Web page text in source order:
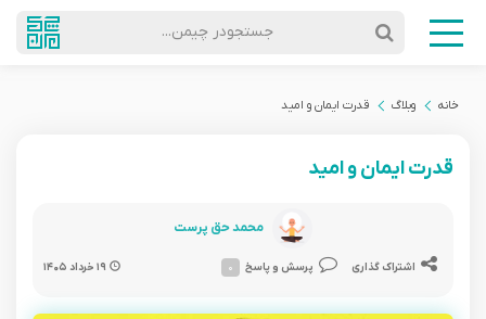
جستجودر چیمن...
خانه وبلاگ قدرت ایمان و امید
قدرت ایمان و امید
محمد حق پرست
اشتراک گذاری پرسش و پاسخ ۰ ۱۹ خرداد ۱۴۰۵